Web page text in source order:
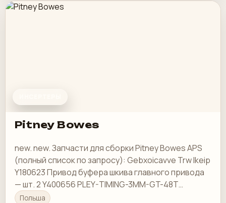
Pitney Bowes
new. new. Запчасти для сборки Pitney Bowes APS
(полный список по запросу): Gebxoicavve Trw Ikeip
Y180623 Привод буфера шкива главного привода
— шт. 2 Y400656 PLEY-TIMING-3MM-GT-48T
Устройство подачи листов HEI 50K шт. 4
Польша